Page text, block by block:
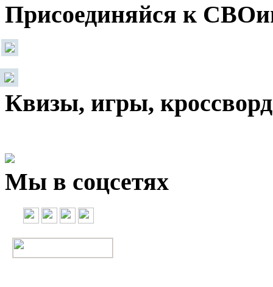
Присоединяйся к
Квизы, игры,
Мы в соцсетях